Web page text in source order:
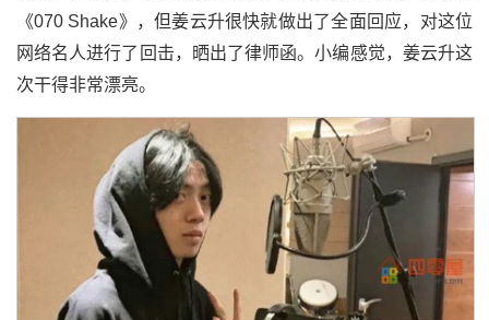
《070 Shake》，但姜云升很快就做出了全面回应，对这位
网络名人进行了回击，晒出了律师函。小编感觉，姜云升这
次干得非常漂亮。